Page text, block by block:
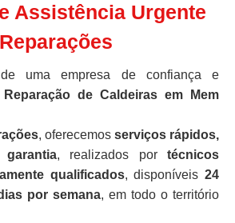
Assistência Urgente
Reparações
uma empresa de confiança e
Reparação de Caldeiras em Mem
, oferecemos serviços rápidos,
, realizados por técnicos
qualificados, disponíveis24
por semana, em todo o território